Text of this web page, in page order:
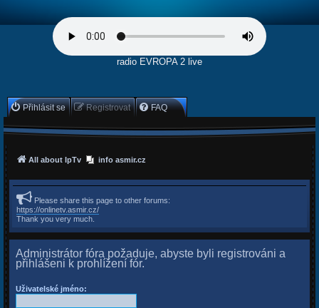
radio EVROPA 2 live
Přihlásit se Registrovat FAQ
All about IpTv info asmir.cz
Please share this page to other forums:
https://onlinetv.asmir.cz/
Thank you very much.
Administrátor fóra požaduje, abyste byli registrováni a
přihlášeni k prohlížení fór.
Uživatelské jméno: